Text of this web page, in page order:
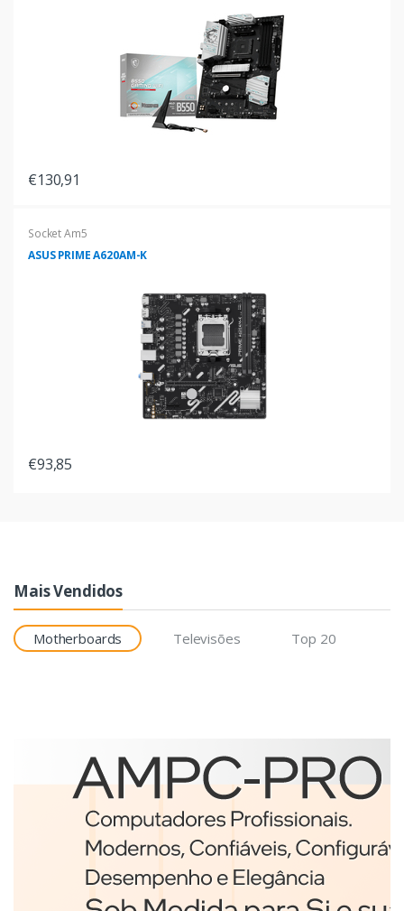
€130,91
Socket Am5
ASUS PRIME A620AM-K
€93,85
Mais Vendidos
Motherboards Televisões Top 20
Etiquetas
Brother BCS-1J074102-121
etiqueta para impressão
Branco
€98,75